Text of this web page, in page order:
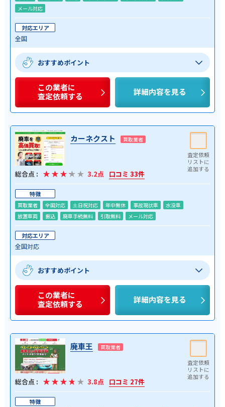
メール対応
対応エリア
全国
おすすめポイント
この業者に
査定依頼する
詳細内容を見る
カーネクスト 買取業者
総合点 : 3.2点 口コミ 33件
特徴
買取業者 全国対応 土日祝対応 年中無休 事故現状車
水没車
放置車両
振込 廃車手続無料 引取無料 メール対応
対応エリア
全国対応
おすすめポイント
この業者に
査定依頼する
詳細内容を見る
廃車王 買取業者
総合点 : 3.8点 口コミ 27件
特徴